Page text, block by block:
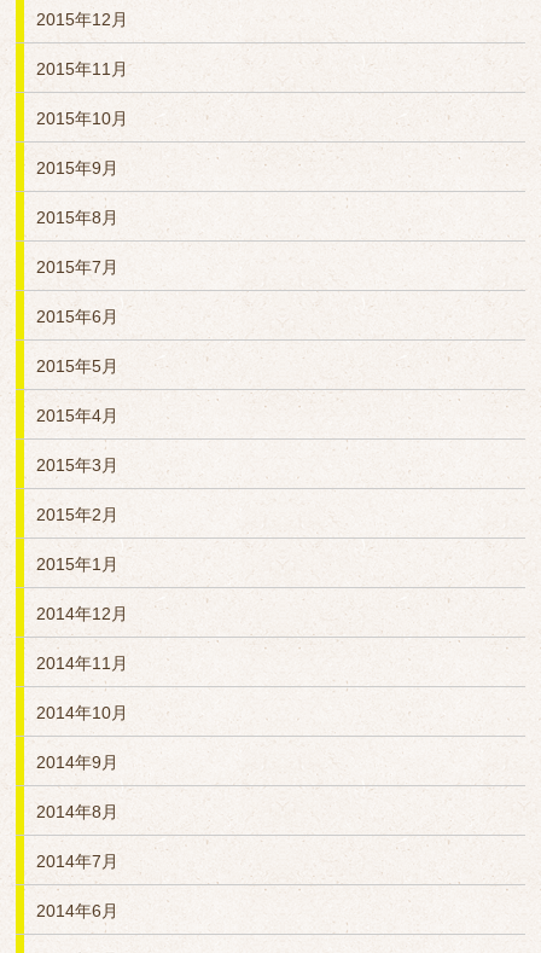
2015年12月
2015年11月
2015年10月
2015年9月
2015年8月
2015年7月
2015年6月
2015年5月
2015年4月
2015年3月
2015年2月
2015年1月
2014年12月
2014年11月
2014年10月
2014年9月
2014年8月
2014年7月
2014年6月